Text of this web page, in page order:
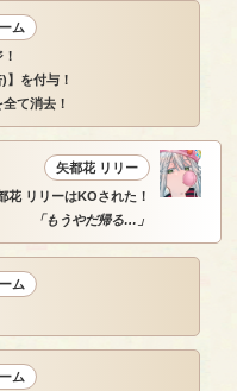
ム
】を付与！
て消去！
矢都花 リリー
花 リリーはKOされた！
「もうやだ帰る…」
ム
ム